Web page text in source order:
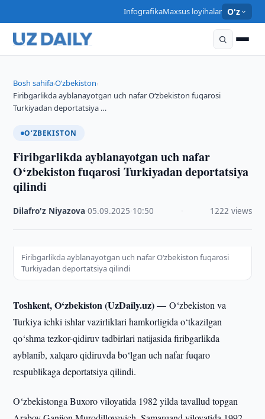
InfografikaMaxsus loyihalar O'z
Bosh sahifa›O‘zbekiston›
Firibgarlikda ayblanayotgan uch nafar O‘zbekiston fuqarosi
Turkiyadan deportatsiya …
O‘ZBEKISTON
Firibgarlikda ayblanayotgan uch nafar
O‘zbekiston fuqarosi Turkiyadan deportatsiya
qilindi
Dilafro'z Niyazova ·05.09.2025 10:50 1222 views
Firibgarlikda ayblanayotgan uch nafar O‘zbekiston fuqarosi
Turkiyadan deportatsiya qilindi
Toshkent, O‘zbekiston (UzDaily.uz) —O‘zbekiston va
Turkiya ichki ishlar vazirliklari hamkorligida o‘tkazilgan
qo‘shma tezkor-qidiruv tadbirlari natijasida firibgarlikda
ayblanib, xalqaro qidiruvda bo‘lgan uch nafar fuqaro
respublikaga deportatsiya qilindi.
O‘zbekistonga Buxoro viloyatida 1982 yilda tavallud topgan